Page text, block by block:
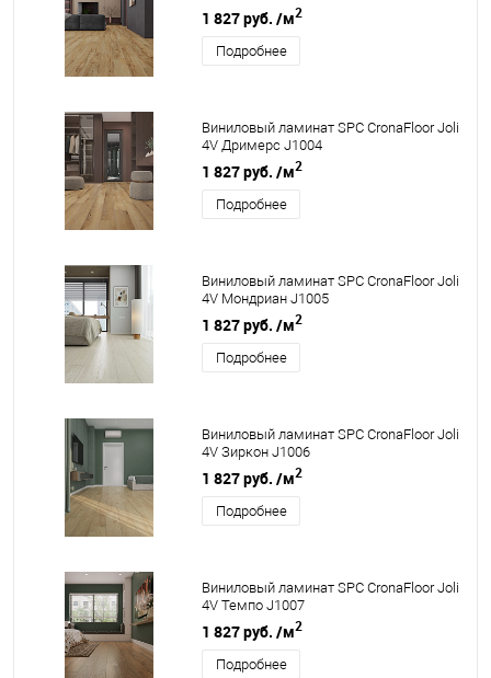
1 827 руб. /м2
Подробнее
Виниловый ламинат SPC CronaFloor Joli
4V Дримерс J1004
1 827 руб. /м2
Подробнее
Виниловый ламинат SPC CronaFloor Joli
4V Мондриан J1005
1 827 руб. /м2
Подробнее
Виниловый ламинат SPC CronaFloor Joli
4V Зиркон J1006
1 827 руб. /м2
Подробнее
Виниловый ламинат SPC CronaFloor Joli
4V Темпо J1007
1 827 руб. /м2
Подробнее